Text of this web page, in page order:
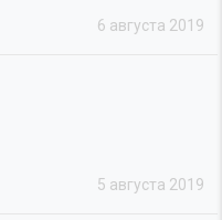
6 августа 2019
5 августа 2019